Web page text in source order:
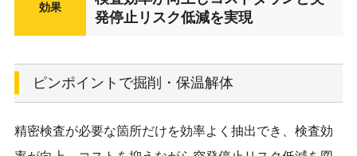
効果
発停止リスク低減を実現
ピンポイントで掘削・保温解体
精密検査が必要な箇所だけを効率よく抽出でき、検査効